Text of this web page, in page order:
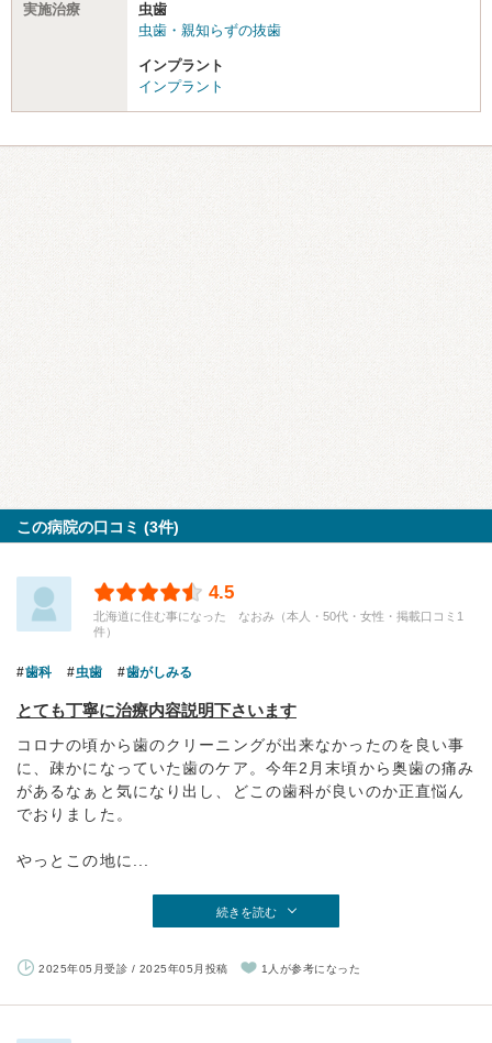
実施治療
虫歯
虫歯・親知らずの抜歯
インプラント
インプラント
この病院の口コミ (3件)
4.5
北海道に住む事になった なおみ（本人・50代・女性・掲載口コミ1
件）
歯科 虫歯 歯がしみる
とても丁寧に治療内容説明下さいます
コロナの頃から歯のクリーニングが出来なかったのを良い事
に、疎かになっていた歯のケア。今年2月末頃から奥歯の痛み
があるなぁと気になり出し、どこの歯科が良いのか正直悩ん
でおりました。
やっとこの地に...
続きを読む
2025年05月受診 / 2025年05月投稿 1人が参考になった